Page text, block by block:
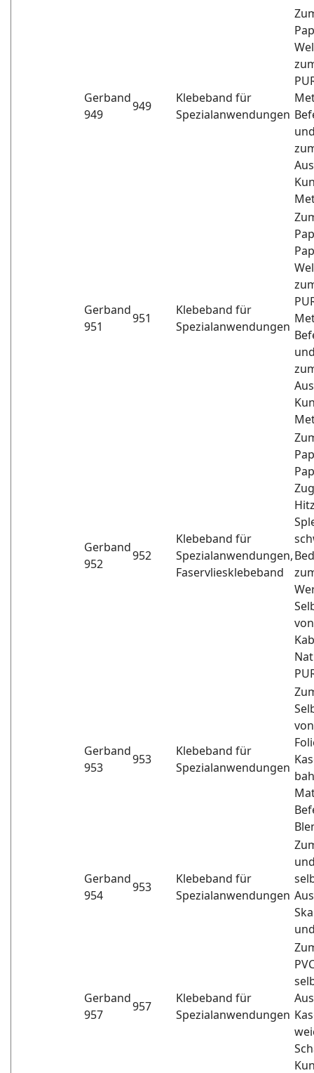
Gerband
949
949
Klebeband für
Spezialanwendungen
Gerband
951
951
Klebeband für
Spezialanwendungen
Gerband
952
952
Klebeband für
Spezialanwendungen,
Faservliesklebeband
Gerband
953
953
Klebeband für
Spezialanwendungen
Gerband
954
953
Klebeband für
Spezialanwendungen
Gerband
957
957
Klebeband für
Spezialanwendungen